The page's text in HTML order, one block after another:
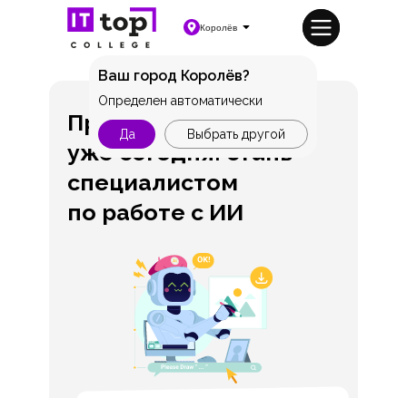
Королёв
Ваш город Королёв?
Да Выбрать другой
Определен автоматически
Профессия будущего
уже сегодня: стань
специалистом
по работе с ИИ